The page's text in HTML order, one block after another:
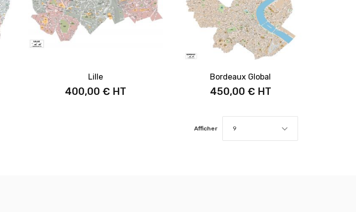
Lille
400,00 €
Bordeaux Global
450,00 €
Afficher 9